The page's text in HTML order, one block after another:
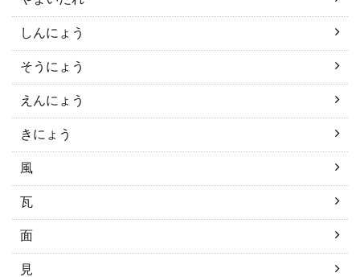
しんにょう
そうにょう
えんにょう
きにょう
風
瓦
面
見